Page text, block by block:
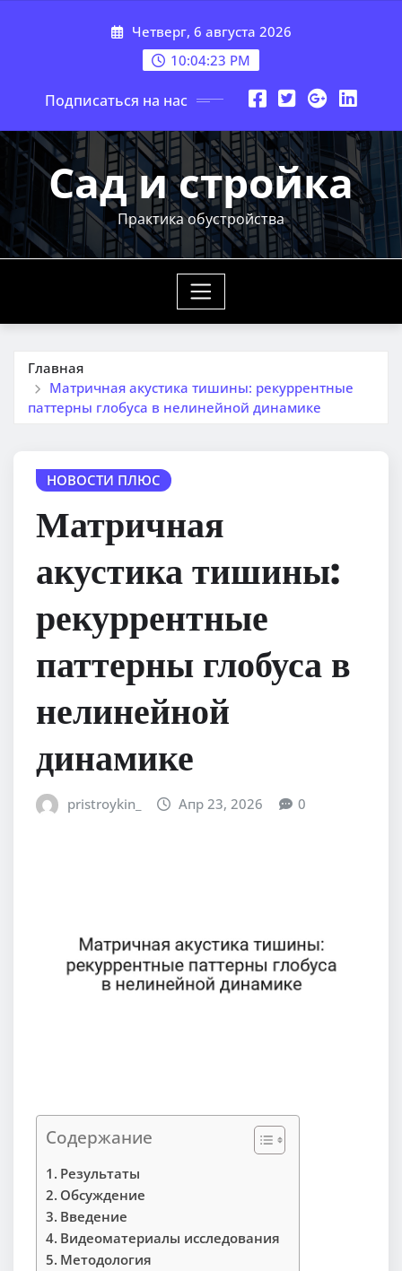
Четверг, 6 августа 2026
10:04:24 PM
Подписаться на нас
Сад и стройка
Практика обустройства
Главная
Матричная акустика тишины: рекуррентные
паттерны глобуса в нелинейной динамике
НОВОСТИ ПЛЮС
Матричная
акустика тишины:
рекуррентные
паттерны глобуса в
нелинейной
динамике
pristroykin_ Апр 23, 2026 0
Содержание
Результаты
Обсуждение
Введение
Видеоматериалы исследования
Методология